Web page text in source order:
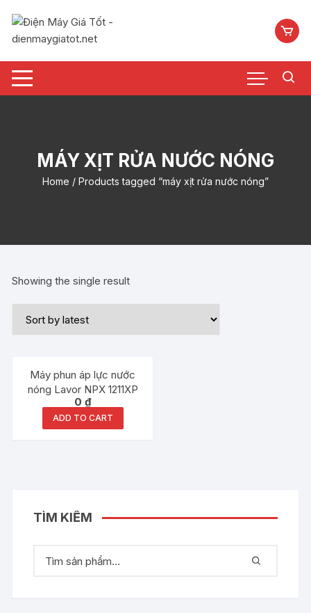
nội
MÁY XỊT RỬA NƯỚC NÓNG
Home / Products tagged “máy xịt rửa nước nóng”
Showing the single result
Máy phun áp lực nước
nóng Lavor NPX 1211XP
0₫
ADD TO CART
TÌM KIẾM